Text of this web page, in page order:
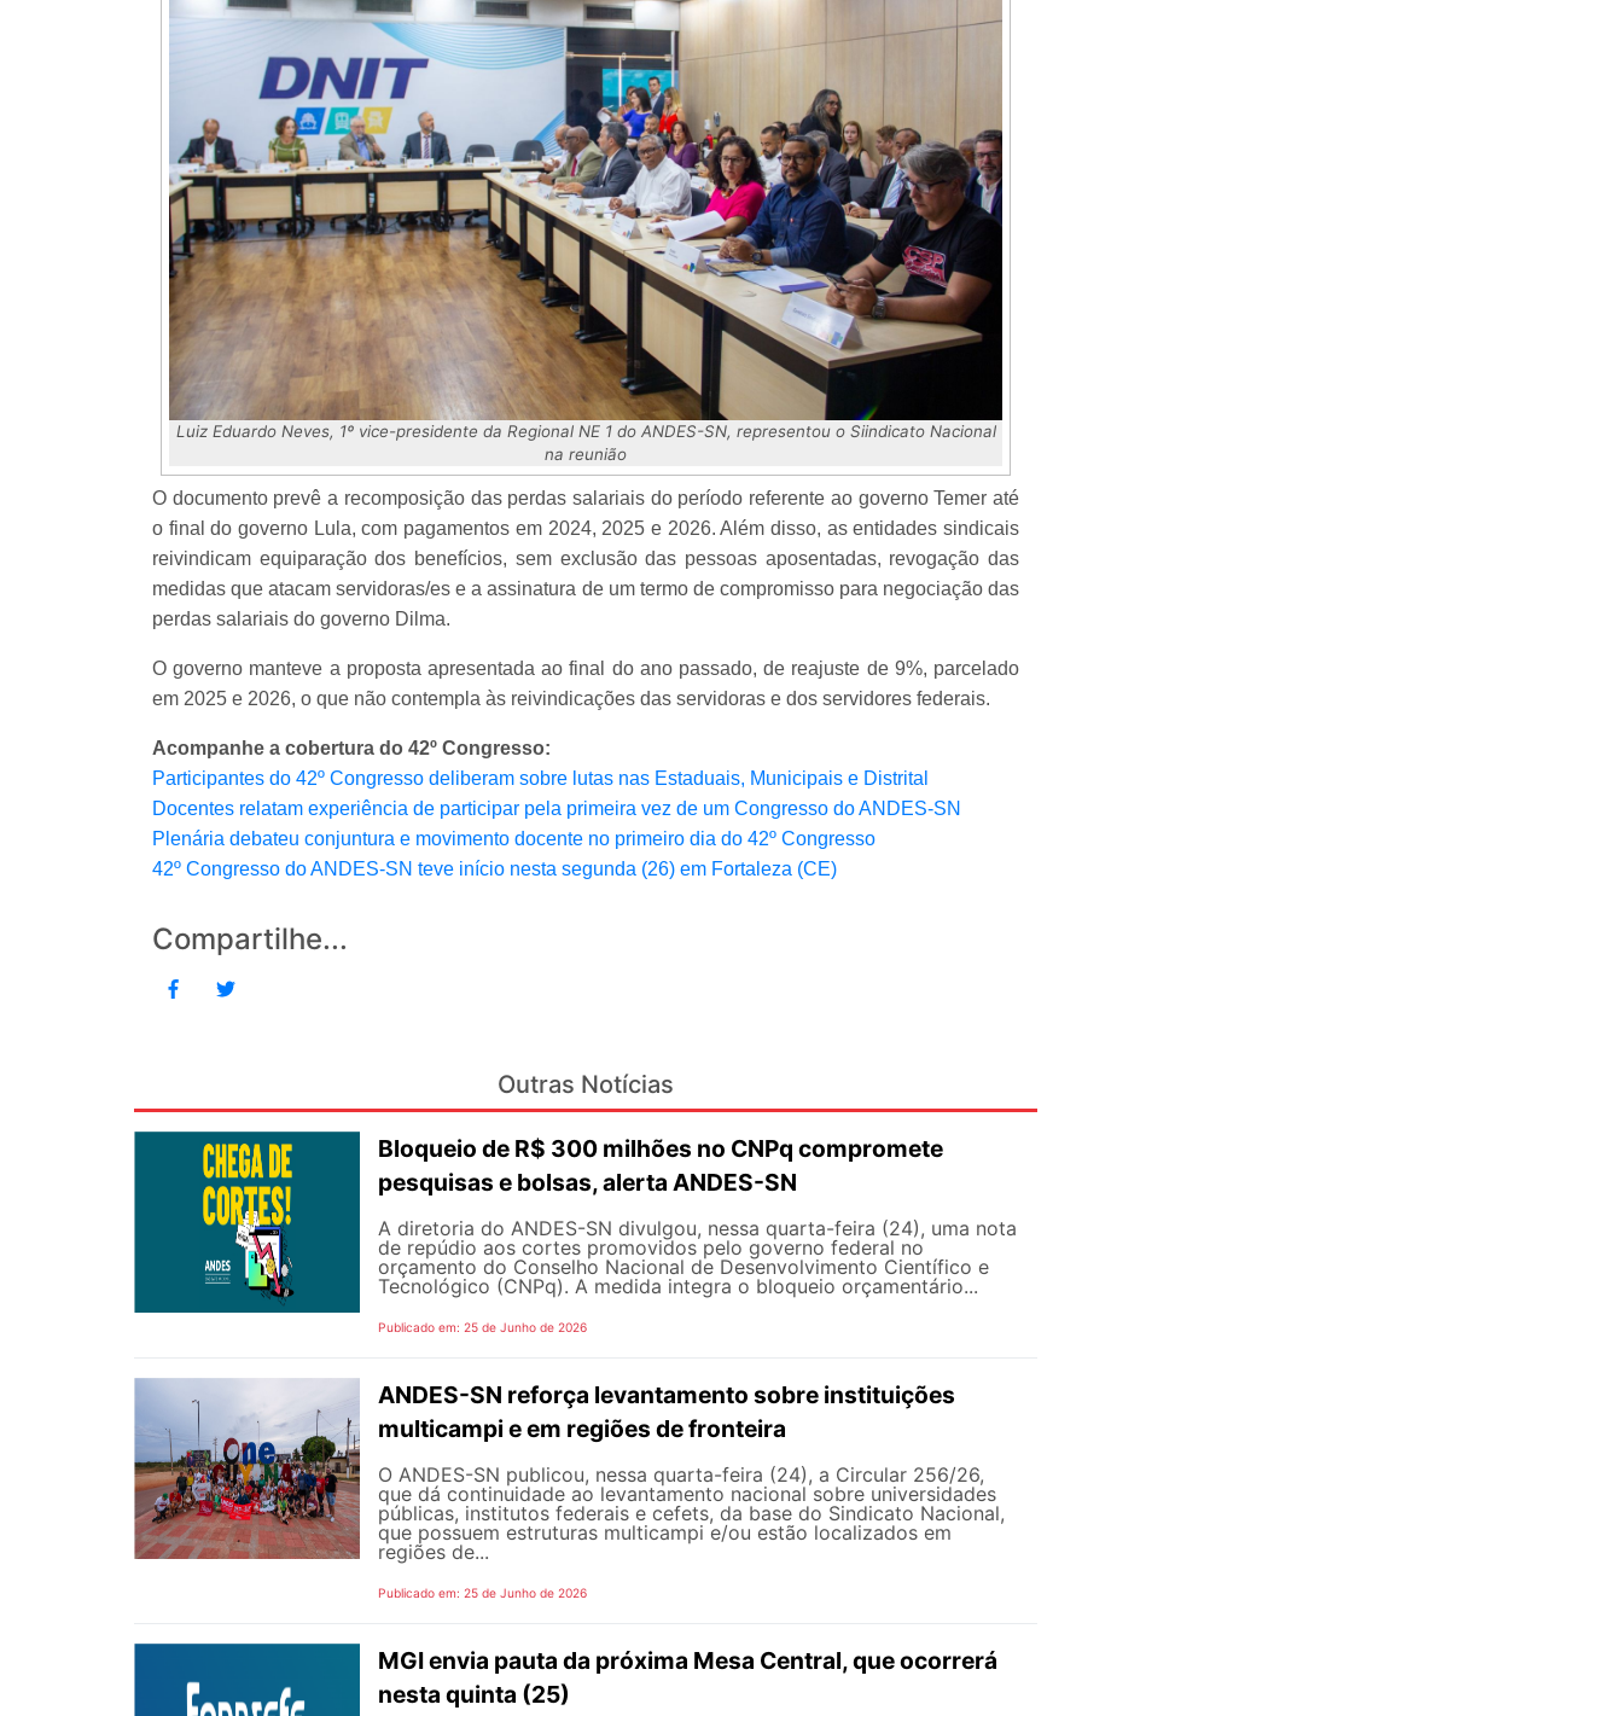
Luiz Eduardo Neves, 1º vice-presidente da Regional NE 1 do ANDES-SN, representou o Siindicato Nacional
na reunião
O documento prevê a recomposição das perdas salariais do período referente ao governo Temer até
o final do governo Lula, com pagamentos em 2024, 2025 e 2026. Além disso, as entidades sindicais
reivindicam equiparação dos benefícios, sem exclusão das pessoas aposentadas, revogação das
medidas que atacam servidoras/es e a assinatura de um termo de compromisso para negociação das
perdas salariais do governo Dilma.
O governo manteve a proposta apresentada ao final do ano passado, de reajuste de 9%, parcelado
em 2025 e 2026, o que não contempla às reivindicações das servidoras e dos servidores federais.
Acompanhe a cobertura do 42º Congresso:
Participantes do 42º Congresso deliberam sobre lutas nas Estaduais, Municipais e Distrital
Docentes relatam experiência de participar pela primeira vez de um Congresso do ANDES-SN
Plenária debateu conjuntura e movimento docente no primeiro dia do 42º Congresso
42º Congresso do ANDES-SN teve início nesta segunda (26) em Fortaleza (CE)
Compartilhe...
Outras Notícias
Bloqueio de R$ 300 milhões no CNPq compromete
pesquisas e bolsas, alerta ANDES-SN
A diretoria do ANDES-SN divulgou, nessa quarta-feira (24), uma nota
de repúdio aos cortes promovidos pelo governo federal no
orçamento do Conselho Nacional de Desenvolvimento Científico e
Tecnológico (CNPq). A medida integra o bloqueio orçamentário...
Publicado em: 25 de Junho de 2026
ANDES-SN reforça levantamento sobre instituições
multicampi e em regiões de fronteira
O ANDES-SN publicou, nessa quarta-feira (24), a Circular 256/26,
que dá continuidade ao levantamento nacional sobre universidades
públicas, institutos federais e cefets, da base do Sindicato Nacional,
que possuem estruturas multicampi e/ou estão localizados em
regiões de...
Publicado em: 25 de Junho de 2026
MGI envia pauta da próxima Mesa Central, que ocorrerá
nesta quinta (25)